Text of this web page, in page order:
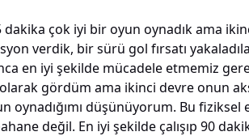
dakika çok iyi bir oyun oynadık ama
verdik, bir sürü gol fırsatı
en iyi şekilde mücadele etmemiz
gördüm ama ikinci devre onun
oynadığımı düşünüyorum. Bu fiziksel
değil. En iyi şekilde çalışıp 90